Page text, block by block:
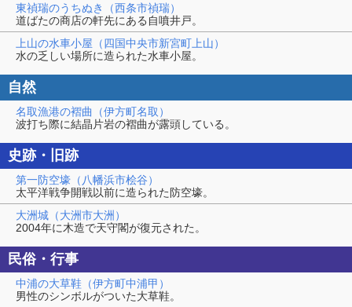
東禎瑞のうちぬき（西条市禎瑞）
道ばたの商店の軒先にある自噴井戸。
上山の水車小屋（四国中央市新宮町上山）
水の乏しい場所に造られた水車小屋。
自然
名取漁港の褶曲（伊方町名取）
波打ち際に結晶片岩の褶曲が露頭している。
史跡・旧跡
第一防空壕（八幡浜市桧谷）
太平洋戦争開戦以前に造られた防空壕。
大洲城（大洲市大洲）
2004年に木造で天守閣が復元された。
民俗・行事
中浦の大草鞋（伊方町中浦甲）
男性のシンボルがついた大草鞋。